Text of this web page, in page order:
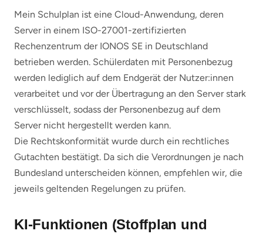
Mein Schulplan ist eine Cloud-Anwendung, deren
Server in einem ISO-27001-zertifizierten
Rechenzentrum der IONOS SE in Deutschland
betrieben werden. Schülerdaten mit Personenbezug
werden lediglich auf dem Endgerät der Nutzer:innen
verarbeitet und vor der Übertragung an den Server stark
verschlüsselt, sodass der Personenbezug auf dem
Server nicht hergestellt werden kann.
Die Rechtskonformität wurde durch ein rechtliches
Gutachten bestätigt. Da sich die Verordnungen je nach
Bundesland unterscheiden können, empfehlen wir, die
jeweils geltenden Regelungen zu prüfen.
KI-Funktionen (Stoffplan und